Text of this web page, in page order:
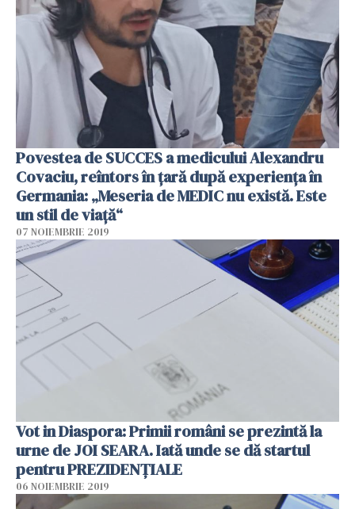
Povestea de SUCCES a medicului Alexandru
Covaciu, reîntors în țară după experiența în
Germania: „Meseria de MEDIC nu există. Este
un stil de viață“
07 NOIEMBRIE 2019
Vot in Diaspora: Primii români se prezintă la
urne de JOI SEARA. Iată unde se dă startul
pentru PREZIDENȚIALE
06 NOIEMBRIE 2019